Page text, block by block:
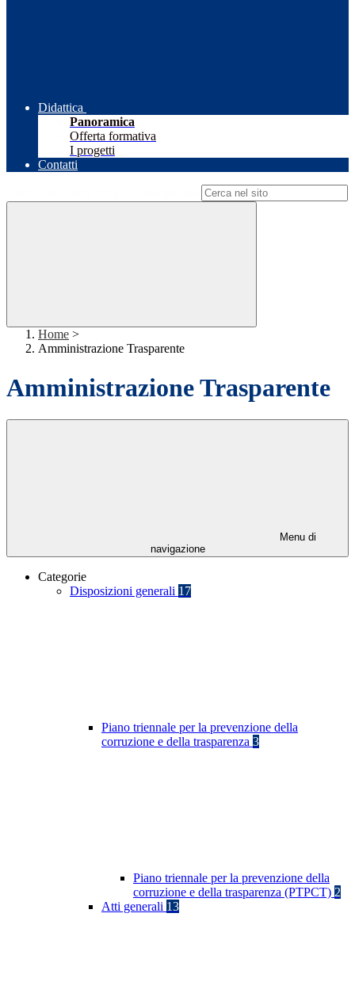
Didattica
Panoramica
Offerta formativa
I progetti
Contatti
Home >
Amministrazione Trasparente
Amministrazione Trasparente
Menu di
navigazione
Categorie
Disposizioni generali 17
Piano triennale per la prevenzione della
corruzione e della trasparenza 3
Piano triennale per la prevenzione della
corruzione e della trasparenza (PTPCT) 2
Atti generali 13